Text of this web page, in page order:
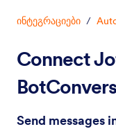
ინტეგრაციები /
Connect
Send messages